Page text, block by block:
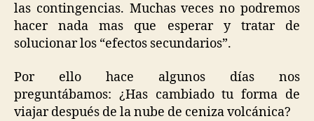
las contingencias. Muchas veces no podremos
hacer nada mas que esperar y tratar de
solucionar los “efectos secundarios”.
Por ello hace algunos días nos
preguntábamos: ¿Has cambiado tu forma de
viajar después de la nube de ceniza volcánica?